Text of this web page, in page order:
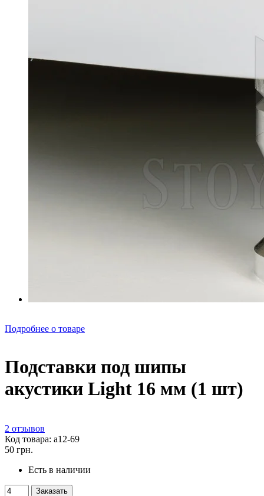
Подробнее о товаре
Подставки под шипы
акустики Light 16 мм (1 шт)
2 отзывов
Код товара: а12-69
50 грн.
Есть в наличии
Заказать